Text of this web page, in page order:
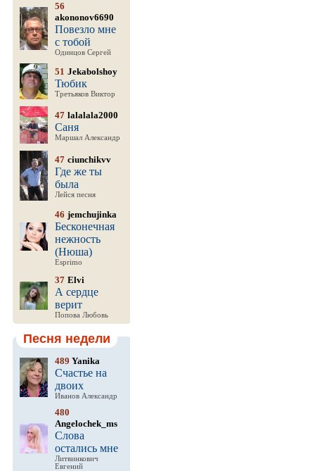
56
akononov6690
Повезло мне
с тобой
Одинцов Сергей
51 Jekabolshoy
Тюбик
Третьяков Виктор
47 lalalala2000
Саня
Маршал Александр
47 ciunchikvv
Где же ты
была
Лейся песня
46 jemchujinka
Бесконечная
нежность
(Нюша)
Esprimo
37 Elvi
А сердце
верит
Попова Любовь
Песня недели
489 Yanika
Счастье на
двоих
Иванов Александр
480
Angelochek_ms
Слова
остались мне
Литвинкович
Евгений